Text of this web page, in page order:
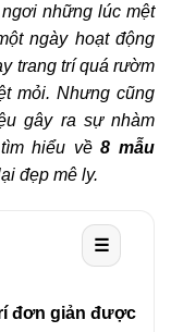
những lúc mệt
ngày hoạt động
trang trí quá rườm
mỏi. Nhưng cũng
gây ra sự nhàm
tìm hiểu về8 mẫu
đẹp mê ly.
☰
đơn giản được